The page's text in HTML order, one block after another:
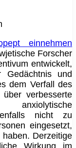
einnehmen
Forscher
entwickelt,
Gedächtnis und
dem Verfall des
verbesserte
anxiolytische
nicht zu
eingesetzt,
Derzeitige
Wirkung im